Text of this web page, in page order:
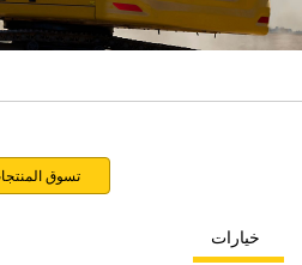
تسوق
خيارات